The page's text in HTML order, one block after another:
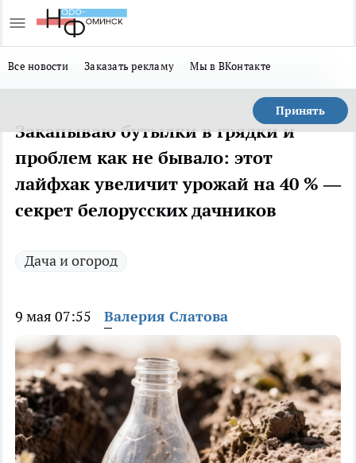
Все новости Заказать рекламу Мы в ВКонтакте
Принять
Закапываю бутылки в грядки и
проблем как не бывало: этот
лайфхак увеличит урожай на 40 % —
секрет белорусских дачников
Дача и огород
9 мая 07:55 Валерия Слатова